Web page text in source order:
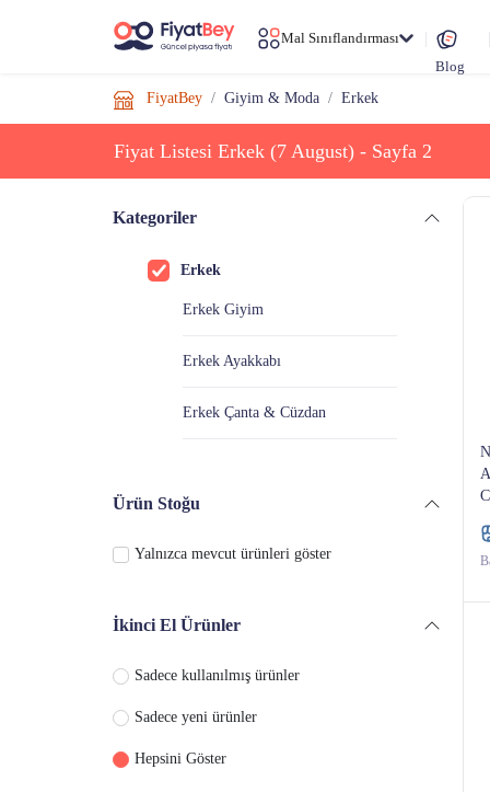
Mal Sınıflandırması
Blog
FiyatBey
Giyim & Moda Erkek
Fiyat Listesi Erkek (7 August) - Sayfa 2
Kategoriler
Erkek
Erkek Giyim
Erkek Ayakkabı
Erkek Çanta & Cüzdan
Erkek Kol Saati
Erkek Takı & Mücevher
Kravat
Papyon
Mendil
Ürün Stoğu
Yalnızca mevcut ürünleri göster
İkinci El Ürünler
Sadece kullanılmış ürünler
Sadece yeni ürünler
Hepsini Göster